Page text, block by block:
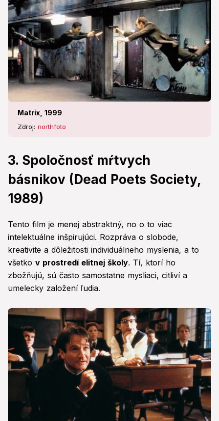
Matrix, 1999
Zdroj: northfoto
3. Spoločnosť mŕtvych
básnikov (Dead Poets Society,
1989)
Tento film je menej abstraktný, no o to viac
intelektuálne inšpirujúci. Rozpráva o slobode,
kreativite a dôležitosti individuálneho myslenia, a to
všetko v prostredí elitnej školy. Tí, ktorí ho
zbožňujú, sú často samostatne mysliaci, citliví a
umelecky založení ľudia.